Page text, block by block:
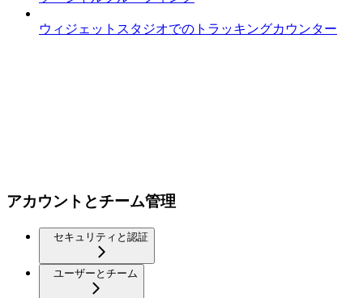
ウィジェットスタジオでのトラッキングカウンター
アカウントとチーム管理
セキュリティと認証
ユーザーとチーム